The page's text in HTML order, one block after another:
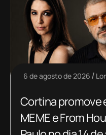
6 de agosto de 2026
Cortina promove
MEME e From